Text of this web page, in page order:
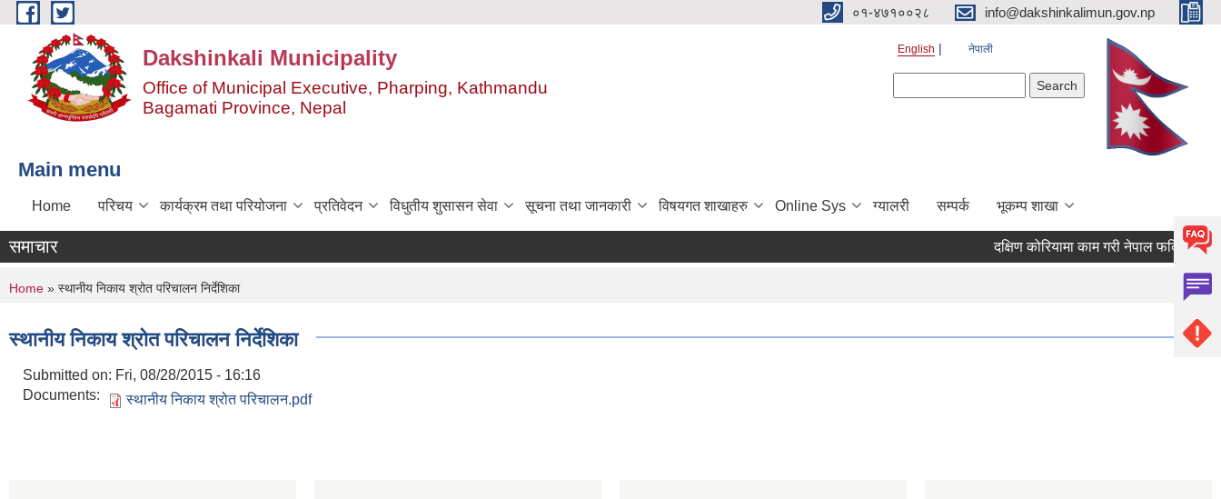
Skip to main content ०१-४७१००२८ info@dakshinkalimun.gov.np
Dakshinkali Municipality
Office of Municipal Executive, Pharping, Kathmandu
Bagamati Province, Nepal
English नेपाली
Main menu
Home परिचय कार्यक्रम तथा परियोजना प्रतिवेदन विधुतीय शुसासन सेवा सूचना तथा जानकारी विषयगत शाखाहरु Online Sys ग्यालरी सम्पर्क भूकम्प शाखा
समाचार दक्षिण कोरियामा काम गरी नेपाल फर्किएका
You are here
Home » स्थानीय निकाय श्रोत परिचालन निर्देशिका
स्थानीय निकाय श्रोत परिचालन निर्देशिका
Submitted on: Fri, 08/28/2015 - 16:16
Documents:
स्थानीय निकाय श्रोत परिचालन.pdf